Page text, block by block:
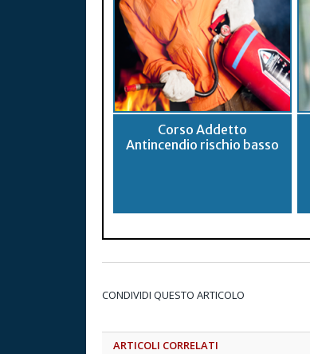
Corso Addetto
Antincendio rischio basso
CONDIVIDI QUESTO ARTICOLO
ARTICOLI CORRELATI